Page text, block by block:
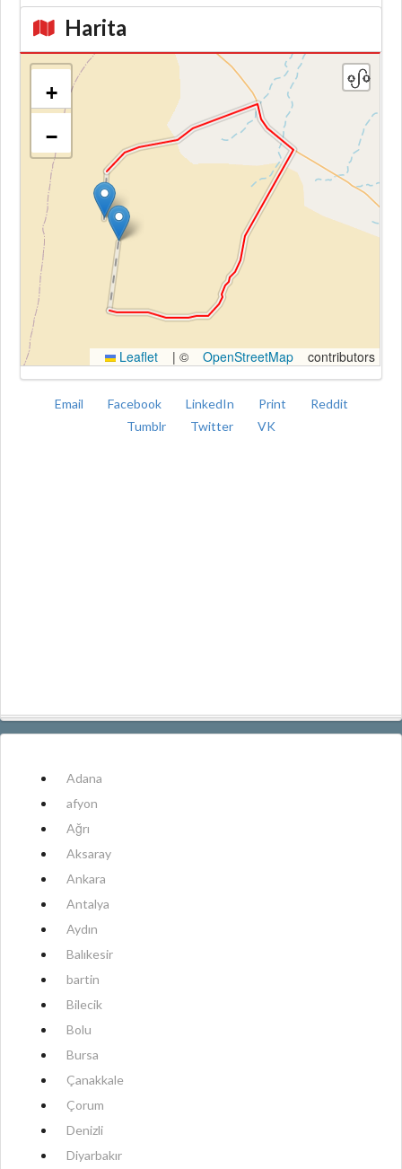
Harita
Kroki
+
−
Leaflet | © OpenStreetMap contributors
Email Facebook LinkedIn Print
Reddit
Tumblr
Twitter VK
Adana
afyon
Ağrı
Aksaray
Ankara
Antalya
Aydın
Balıkesir
bartin
Bilecik
Bolu
Bursa
Çanakkale
Çorum
Denizli
Diyarbakır